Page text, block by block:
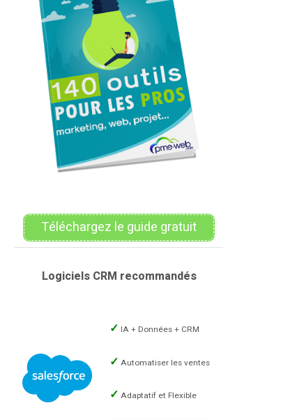
Téléchargez le guide gratuit
Logiciels CRM recommandés
IA + Données + CRM
Automatiser les ventes
Adaptatif et Flexible